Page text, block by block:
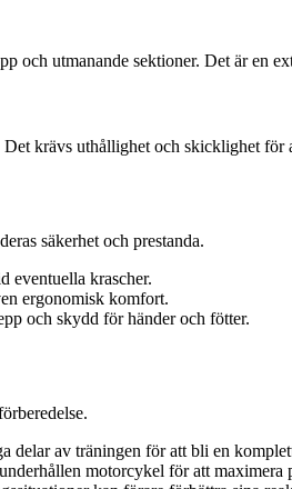
och utmanande sektioner. Det är en
krävs uthållighet och skicklighet för
säkerhet och prestanda.
eventuella krascher.
ergonomisk komfort.
och skydd för händer och fötter.
delar av träningen för att bli en
motorcykel för att maximera